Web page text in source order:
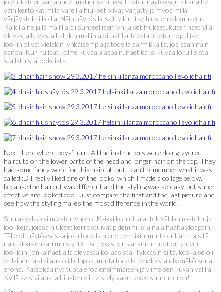
vain kertoivat millä väreillä hiukset olivat värjätty ja myös millä
värjäystekniikoilla. Näin näytös keskittyikin itse hiustenleikkuuseen.
Kaikilla neljällä mallilla oli suhteellisen lyhkäiset hiukset, kuten näet yllä
olevasta kuvasta kahden mallin aloitustilanteesta :) Joten lopulliset
lookin olivat vieläkin lyhkäisempiä ja todella särmikkäitä, jos saan näin
sanoa. Kun rullaat kolme kuvaa alaspäin, näet kaksi kuvaa lopullisista
stailatuista lookeista.
Next there where boys’ turn. All the instructors were doing layered
haircuts on the lower parts of the head and longer hair on the top. They
had some fancy word for this haircut, but I can’t remember what it was
called :D I really liked one of the looks, which I made a collage below,
because the haircut was different and the styling was so easy, but super
effective and looked cool. Just compare the first and the last picture and
see how the styling makes the most difference in the world!
Seuraavaksi oli miesten vuoro. Kaikki kouluttajat tekivät kerrostettuja
lookkeja, joissa hiukset kerrostuivat pidemmiksi aina alhaalta ylöspäin.
Tälle oli näytöksessä joku todella hieno termikin, mutta enhän mä sitä
näin äkkiä enään muista :D Itse tykästyin varsinkin tuohon yhteen
lookkiin, jonka näet alla olevasta kollaasista. Tykkäsin siitä, koska se oli
erilainen ja stailaus oli helppoa, mutta todella tehokasta ulkonäköisenä
erona. Katsokaa nyt tuota eroa ensimmäisen ja viimeisen kuvan välillä.
Kyllä se stailaus ja hiusten viimeistely vaan tekee suuren eron!